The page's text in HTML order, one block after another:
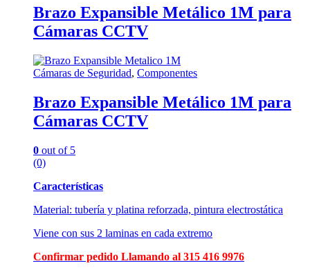
Brazo Expansible Metálico 1M para
Cámaras CCTV
Cámaras de Seguridad, Componentes
Brazo Expansible Metálico 1M para
Cámaras CCTV
0 out of 5
(0)
Características
Material: tubería y platina reforzada, pintura electrostática
Viene con sus 2 laminas en cada extremo
Confirmar pedido Llamando al 315 416 9976